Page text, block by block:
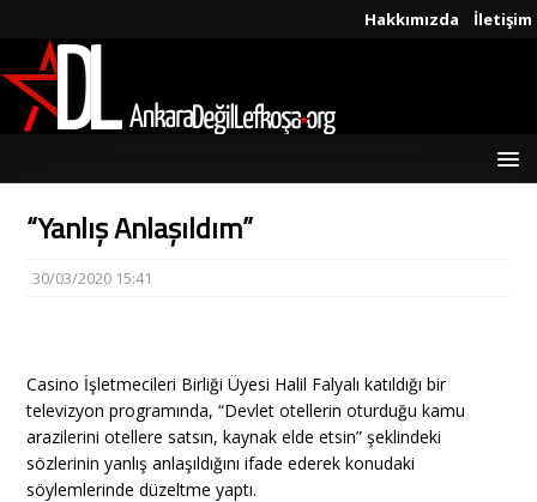
Hakkımızda İletişim
“Yanlış Anlaşıldım”
30/03/2020 15:41
Casino İşletmecileri Birliği Üyesi Halil Falyalı katıldığı bir
televizyon programında, “Devlet otellerin oturduğu kamu
arazilerini otellere satsın, kaynak elde etsin” şeklindeki
sözlerinin yanlış anlaşıldığını ifade ederek konudaki
söylemlerinde düzeltme yaptı.